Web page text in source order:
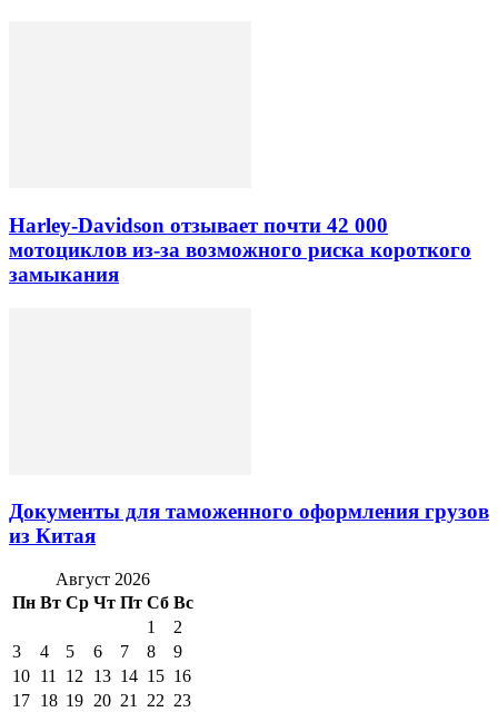
Harley-Davidson отзывает почти 42 000
мотоциклов из-за возможного риска короткого
замыкания
Документы для таможенного оформления грузов
из Китая
Август 2026
Пн Вт Ср Чт Пт Сб Вс
1
2
3
4 5 6 7 8
9
10 11 12 13 14 15 16
17 18 19 20 21 22 23